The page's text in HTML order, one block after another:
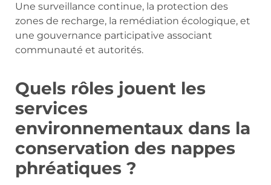
Une surveillance continue, la protection des
zones de recharge, la remédiation écologique, et
une gouvernance participative associant
communauté et autorités.
Quels rôles jouent les
services
environnementaux dans la
conservation des nappes
phréatiques ?